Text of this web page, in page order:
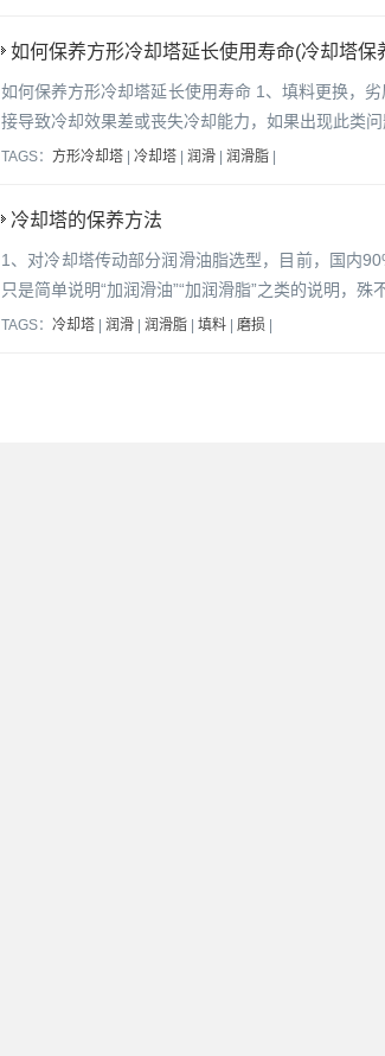
如何保养方形冷却塔延长使用寿命(冷却塔保
如何保养方形冷却塔延长使用寿命 1、填料更换，
接导致冷却效果差或丧失冷却能力，如果出现此类
TAGS： 方形冷却塔 | 冷却塔 | 润滑 | 润滑脂 |
冷却塔的保养方法
1、对冷却塔传动部分润滑油脂选型，目前，国内
只是简单说明“加润滑油”“加润滑脂”之类的说明，
TAGS： 冷却塔 | 润滑 | 润滑脂 | 填料 | 磨损 |